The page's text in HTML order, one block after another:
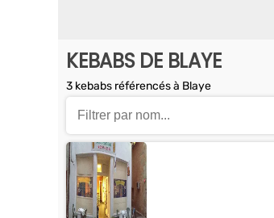
KEBABS DE BLAYE
3 kebabs référencés à Blaye